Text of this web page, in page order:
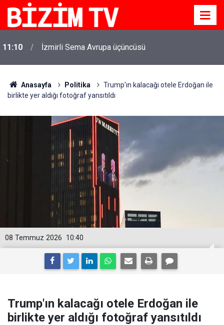
11:10 İzmirli Sema Avrupa üçüncüsü
Anasayfa Politika
Trump'ın kalacağı otele Erdoğan ile
birlikte yer aldığı fotoğraf yansıtıldı
10:40
08 Temmuz 2026
Trump'ın kalacağı otele Erdoğan ile
birlikte yer aldığı fotoğraf yansıtıldı